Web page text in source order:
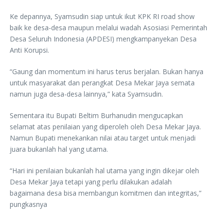
Ke depannya, Syamsudin siap untuk ikut KPK RI road show
baik ke desa-desa maupun melalui wadah Asosiasi Pemerintah
Desa Seluruh Indonesia (APDESI) mengkampanyekan Desa
Anti Korupsi.
“Gaung dan momentum ini harus terus berjalan. Bukan hanya
untuk masyarakat dan perangkat Desa Mekar Jaya semata
namun juga desa-desa lainnya,” kata Syamsudin.
Sementara itu Bupati Beltim Burhanudin mengucapkan
selamat atas penilaian yang diperoleh oleh Desa Mekar Jaya.
Namun Bupati menekankan nilai atau target untuk menjadi
juara bukanlah hal yang utama.
“Hari ini penilaian bukanlah hal utama yang ingin dikejar oleh
Desa Mekar Jaya tetapi yang perlu dilakukan adalah
bagaimana desa bisa membangun komitmen dan integritas,”
pungkasnya